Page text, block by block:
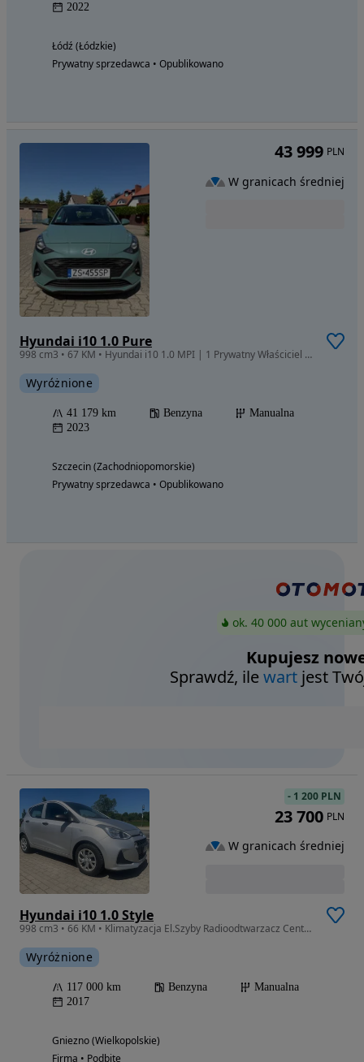
2022
Łódź (Łódzkie)
Prywatny sprzedawca • Opublikowano
Hyundai i10 1.0 Pure
998 cm3 • 67 KM • Hyundai i10 1.0 MPI | 1 Prywatny Właściciel | Salon Polska
Wyróżnione
41 179 km Benzyna
Manualna
2023
Szczecin (Zachodniopomorskie)
Prywatny sprzedawca • Opublikowano
43 999 PLN
W granicach średniej
ok. 40 000 aut
Kupujesz
Sprawdź, ilewart jest
Hyundai i10 1.0 Style
998 cm3 • 66 KM • Klimatyzacja El.Szyby Radioodtwarzacz Centralny Zamek Serwisowany
Wyróżnione
117 000 km Benzyna
Manualna
2017
Gniezno (Wielkopolskie)
Firma • Podbite
- 1 200 PLN
23 700 PLN
W granicach średniej